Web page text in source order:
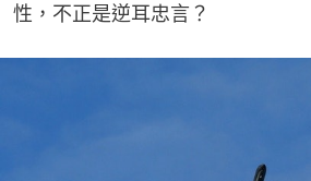
性，不正是逆耳忠言？